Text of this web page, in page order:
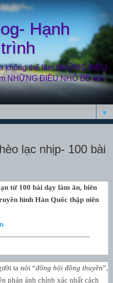
Hạnh
không thể làm NHỮNG ĐIỀU
NHỮNG ĐIỀU NHỎ BÉ với
▼
lạc nhịp- 100 bài
từ 100 bài dạy làm ăn, biên
hình Hàn Quốc thập niên
ta nói “đồng hội đồng thuyền”,
phản ánh chính xác nhất cách